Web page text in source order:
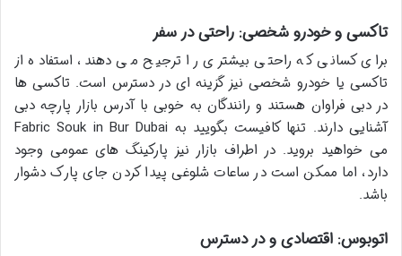
تاکسی و خودرو شخصی: راحتی در سفر
برای کسانی که راحتی بیشتری را ترجیح می دهند، استفاده از
تاکسی یا خودرو شخصی نیز گزینه ای در دسترس است. تاکسی ها
در دبی فراوان هستند و رانندگان به خوبی باآدرس بازار پارچه دبی
آشنایی دارند. تنها کافیست بگویید به Fabric Souk in Bur Dubai
می خواهید بروید. در اطراف بازار نیز پارکینگ های عمومی وجود
دارد، اما ممکن است در ساعات شلوغی پیدا کردن جای پارک دشوار
باشد.
اتوبوس: اقتصادی و در دسترس